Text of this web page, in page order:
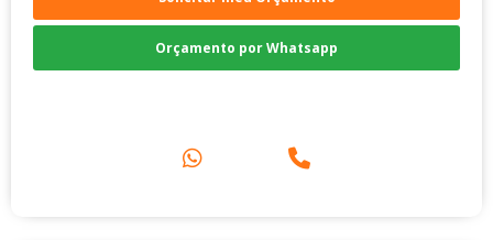
Orçamento por Whatsapp